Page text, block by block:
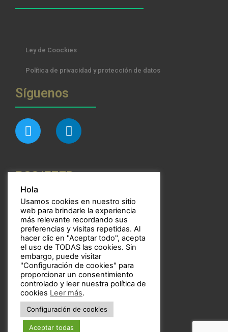
Ley de Coockies
Política de privacidad y protección de datos
Síguenos
RSS/FEED
Bulbos
Copyright © 2021 Bulbos
Hola
Usamos cookies en nuestro sitio
web para brindarle la experiencia
más relevante recordando sus
preferencias y visitas repetidas. Al
hacer clic en "Aceptar todo", acepta
el uso de TODAS las cookies. Sin
embargo, puede visitar
"Configuración de cookies" para
proporcionar un consentimiento
controlado y leer nuestra política de
cookies Leer más.
Configuración de cookies
Aceptar todas